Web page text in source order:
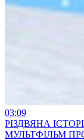
03:09
РІЗДВЯНА
МУЛЬТФІЛЬМ